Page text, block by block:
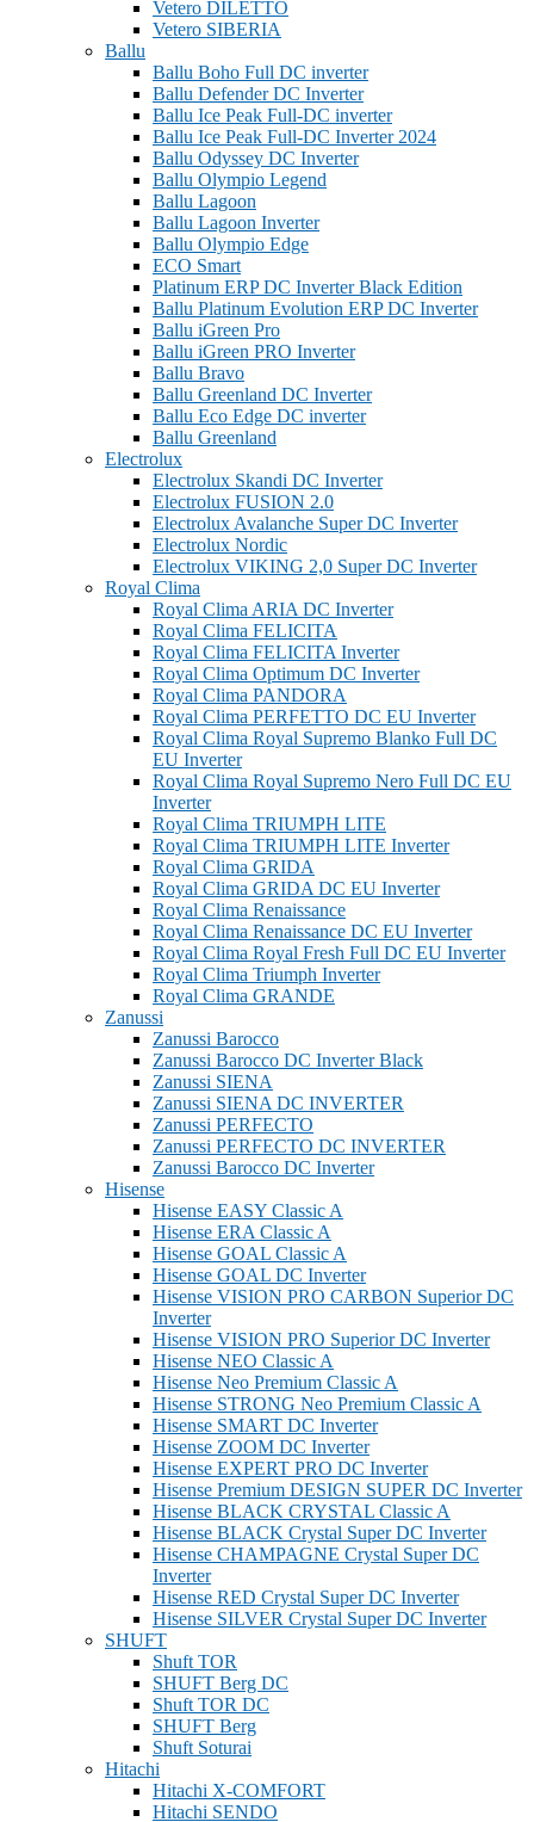
Vetero DILETTO
Vetero SIBERIA
Ballu
Ballu Boho Full DC inverter
Ballu Defender DC Inverter
Ballu Ice Peak Full-DC inverter
Ballu Ice Peak Full-DC Inverter 2024
Ballu Odyssey DС Inverter
Ballu Olympio Legend
Ballu Lagoon
Ballu Lagoon Inverter
Ballu Olympio Edge
ECO Smart
Platinum ERP DC Inverter Black Edition
Ballu Platinum Evolution ERP DC Inverter
Ballu iGreen Pro
Ballu iGreen PRO Inverter
Ballu Bravo
Ballu Greenland DС Inverter
Ballu Eco Edge DC inverter
Ballu Greenland
Electrolux
Electrolux Skandi DC Inverter
Electrolux FUSION 2.0
Electrolux Avalanche Super DC Inverter
Electrolux Nordic
Electrolux VIKING 2,0 Super DC Inverter
Royal Clima
Royal Clima ARIA DC Inverter
Royal Clima FELICITA
Royal Clima FELICITA Inverter
Royal Clima Optimum DC Inverter
Royal Clima PANDORA
Royal Clima PERFETTO DC EU Inverter
Royal Clima Royal Supremo Blanko Full DC
EU Inverter
Royal Clima Royal Supremo Nero Full DC EU
Inverter
Royal Clima TRIUMPH LITE
Royal Clima TRIUMPH LITE Inverter
Royal Clima GRIDA
Royal Clima GRIDA DC EU Inverter
Royal Clima Renaissance
Royal Clima Renaissance DC EU Inverter
Royal Clima Royal Fresh Full DC EU Inverter
Royal Clima Triumph Inverter
Royal Clima GRANDE
Zanussi
Zanussi Barocco
Zanussi Barocco DC Inverter Black
Zanussi SIENA
Zanussi SIENA DC INVERTER
Zanussi PERFECTO
Zanussi PERFECTO DC INVERTER
Zanussi Barocco DC Inverter
Hisense
Hisense EASY Classic A
Hisense ERA Classic A
Hisense GOAL Classic A
Hisense GOAL DC Inverter
Hisense VISION PRO CARBON Superior DC
Inverter
Hisense VISION PRO Superior DC Inverter
Hisense NEO Classic A
Hisense Neo Premium Classic A
Hisense STRONG Neo Premium Classic A
Hisense SMART DC Inverter
Hisense ZOOM DC Inverter
Hisense EXPERT PRO DC Inverter
Hisense Premium DESIGN SUPER DC Inverter
Hisense BLACK CRYSTAL Classic A
Hisense BLACK Crystal Super DC Inverter
Hisense CHAMPAGNE Crystal Super DC
Inverter
Hisense RED Crystal Super DC Inverter
Hisense SILVER Crystal Super DC Inverter
SHUFT
Shuft TOR
SHUFT Berg DC
Shuft TOR DC
SHUFT Berg
Shuft Soturai
Hitachi
Hitachi X-COMFORT
Hitachi SENDO